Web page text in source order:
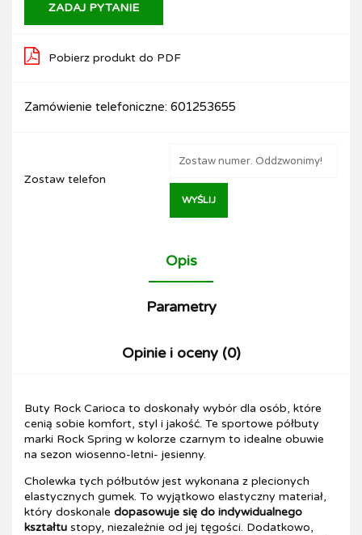
ZADAJ PYTANIE
Pobierz produkt do PDF
Zamówienie telefoniczne: 601253655
Zostaw telefon
WYŚLIJ
Opis
Parametry
Opinie i oceny (0)
Buty Rock Carioca to doskonały wybór dla osób, które
cenią sobie komfort, styl i jakość. Te sportowe półbuty
marki Rock Spring w kolorze czarnym to idealne obuwie
na sezon wiosenno-letni- jesienny.
Cholewka tych półbutów jest wykonana z plecionych
elastycznych gumek. To wyjątkowo elastyczny materiał,
który doskonale dopasowuje się do indywidualnego
kształtu stopy, niezależnie od jej tęgości. Dodatkowo,